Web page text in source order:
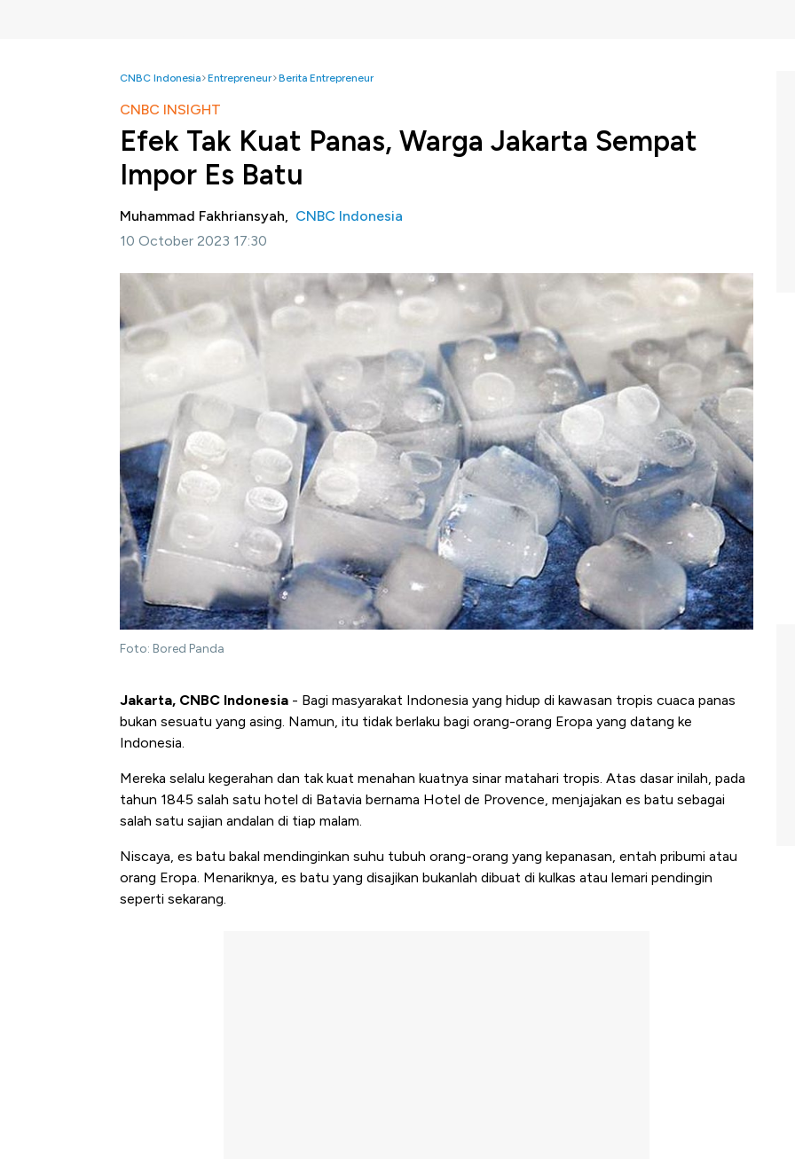
CNBC Indonesia Entrepreneur Berita Entrepreneur
CNBC INSIGHT
Efek Tak Kuat Panas, Warga Jakarta Sempat
Impor Es Batu
Muhammad Fakhriansyah, CNBC Indonesia
10 October 2023 17:30
Foto: Bored Panda
Jakarta, CNBC Indonesia - Bagi masyarakat Indonesia yang hidup di kawasan tropis cuaca panas
bukan sesuatu yang asing. Namun, itu tidak berlaku bagi orang-orang Eropa yang datang ke
Indonesia.
Mereka selalu kegerahan dan tak kuat menahan kuatnya sinar matahari tropis. Atas dasar inilah, pada
tahun 1845 salah satu hotel di Batavia bernama Hotel de Provence, menjajakan es batu sebagai
salah satu sajian andalan di tiap malam.
Niscaya, es batu bakal mendinginkan suhu tubuh orang-orang yang kepanasan, entah pribumi atau
orang Eropa. Menariknya, es batu yang disajikan bukanlah dibuat di kulkas atau lemari pendingin
seperti sekarang.